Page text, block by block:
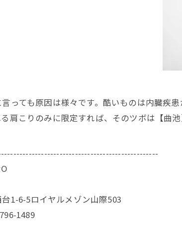
っても原因は様々です。酷いものは内臓疾
肩こりのみに限定すれば、そのツボは【曲
1-6-5ロイヤルメゾン山際503
1489